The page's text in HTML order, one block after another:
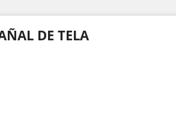
DE TELA